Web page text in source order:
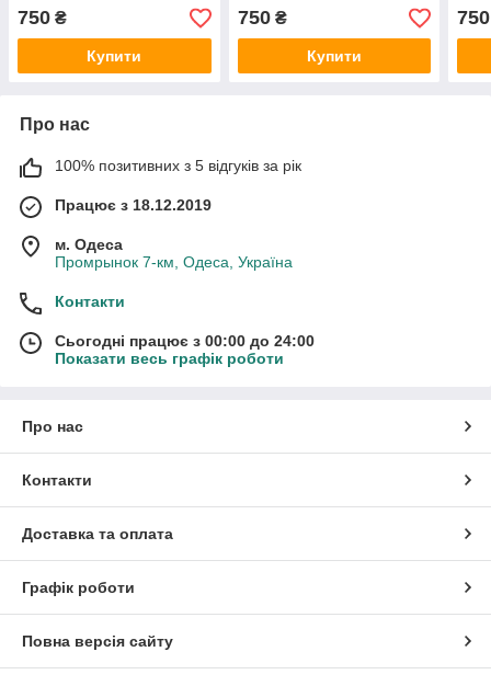
trandbags.com.ua
750 ₴
Купити
trandbags.com.ua
750₴
Купити
750
Про нас
100% позитивних з 5 відгуків за рік
Працює з 18.12.2019
м. Одеса
Промрынок 7-км, Одеса, Україна
Контакти
Сьогодні працює з 00:00 до 24:00
Показати весь графік роботи
Про нас
Контакти
Доставка та оплата
Графік роботи
Повна версія сайту